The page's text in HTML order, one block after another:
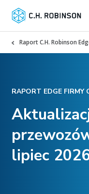
Raport C.H. Robinson
RAPORT EDGE FIRMY
lipiec